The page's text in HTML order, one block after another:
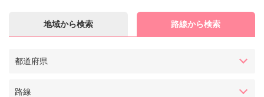
地域から検索 路線から検索
都道府県
路線